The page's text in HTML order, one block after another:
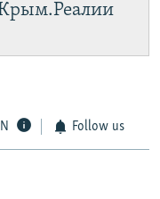
Follow us